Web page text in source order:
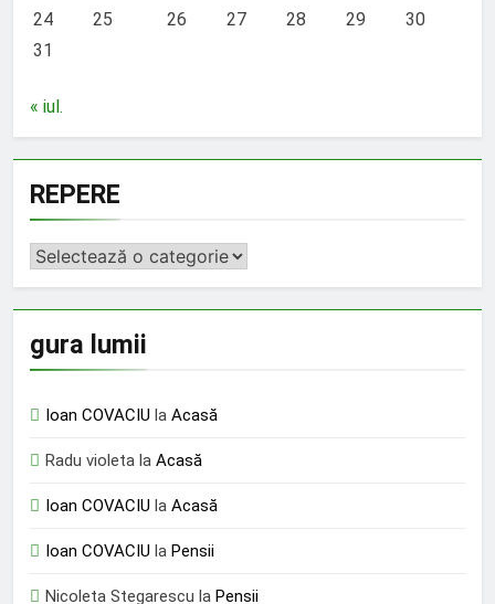
24
25 26 27 28 29
30
31
« iul.
REPERE
REPERE
gura lumii
Ioan COVACIU la Acasă
Radu violeta la Acasă
Ioan COVACIU la Acasă
Ioan COVACIU la Pensii
Nicoleta Stegarescu la Pensii